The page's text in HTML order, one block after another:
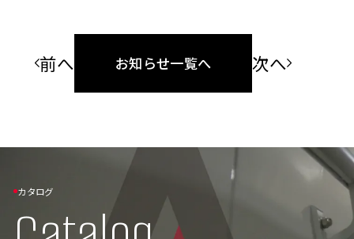
前へ お知らせ一覧へ 次へ
カタログ